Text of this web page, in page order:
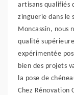
artisans qualifiés
zinguerie dans le
Moncassin, nous
qualité
expérimentée
bien des projets
la pose de
Chez Rénovation